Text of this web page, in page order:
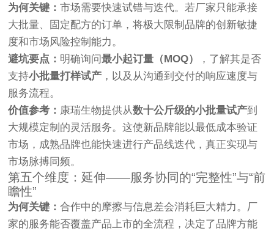
为何关键：市场需要快速试错与迭代。若厂家只能承接
大批量、固定配方的订单，将极大限制品牌的创新敏捷
度和市场风险控制能力。
避坑要点： 明确询问最小起订量（MOQ）
，了解其是否
支持小批量打样试产 ，以及从沟通到交付的响应速度与
服务流程。
价值参考： 康瑞生物提供从数十公斤级的小批量试产到
大规模定制的灵活服务。这使新品牌能以最低成本验证
市场，成熟品牌也能快速进行产品线迭代，真正实现与
市场脉搏同频。
第五个维度：延伸——服务协同的“完整性”与“前
瞻性”
为何关键：合作中的摩擦与信息差会消耗巨大精力。厂
家的服务能否覆盖产品上市的全流程，决定了品牌方能